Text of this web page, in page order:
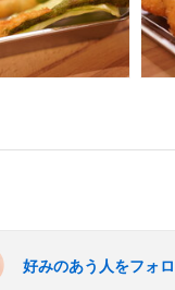
好みのあう人をフォ